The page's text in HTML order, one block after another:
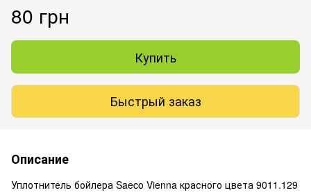
80 грн
Купить
Быстрый заказ
Описание
Уплотнитель бойлера Saeco Vienna красного цвета 9011.129